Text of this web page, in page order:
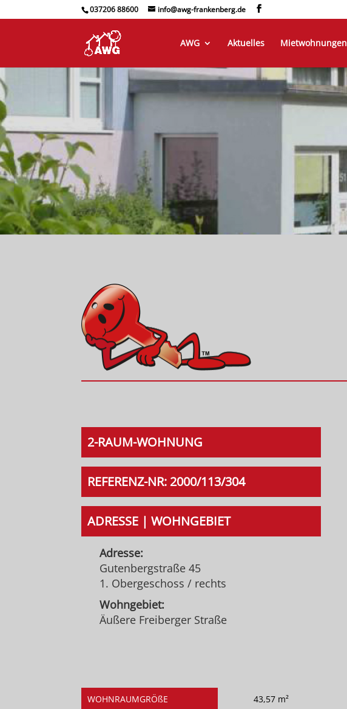
037206 88600 info@awg-frankenberg.de
AWG Aktuelles Mietwohnungen
2-RAUM-WOHNUNG
REFERENZ-NR: 2000/113/304
ADRESSE | WOHNGEBIET
Adresse:
Gutenbergstraße 45
1. Obergeschoss / rechts
Wohngebiet:
Äußere Freiberger Straße
WOHNRAUMGRÖßE 43,57 m²